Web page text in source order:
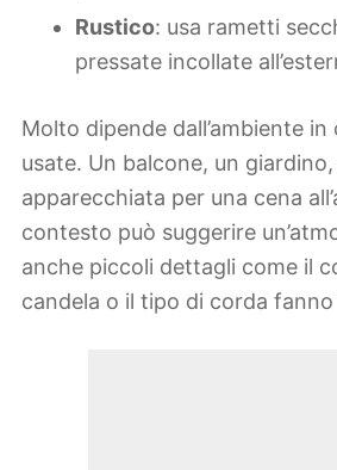
Rustico: usa rametti
pressate incollate
Molto dipende dall’ambiente
usate. Un balcone, un
apparecchiata per una cena
contesto può suggerire
anche piccoli dettagli come il
candela o il tipo di corda